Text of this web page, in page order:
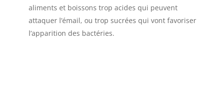
aliments et boissons trop acides qui peuvent
attaquer l’émail, ou trop sucrées qui vont favoriser
l’apparition des bactéries.